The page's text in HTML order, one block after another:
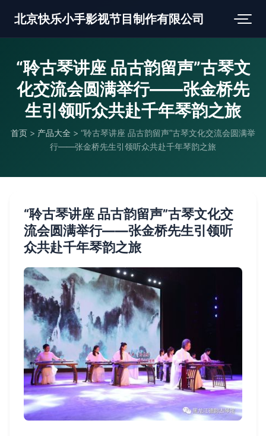
北京快乐小手影视节目制作有限公司
“聆古琴讲座 品古韵留声”古琴文
化交流会圆满举行——张金桥先
生引领听众共赴千年琴韵之旅
首页 > 产品大全 > “聆古琴讲座 品古韵留声”古琴文化交流会圆满举
行——张金桥先生引领听众共赴千年琴韵之旅
“聆古琴讲座 品古韵留声”古琴文化交
流会圆满举行——张金桥先生引领听
众共赴千年琴韵之旅